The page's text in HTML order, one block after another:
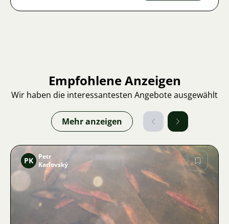
Empfohlene Anzeigen
Wir haben die interessantesten Angebote ausgewählt
Mehr anzeigen
Bild
PK
Petr
Karlovský